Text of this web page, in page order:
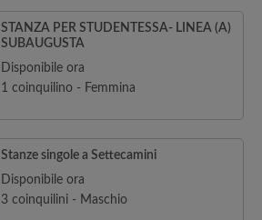
STANZA PER STUDENTESSA- LINEA (A)
SUBAUGUSTA
Disponibile ora
1 coinquilino - Femmina
Stanze singole a Settecamini
Disponibile ora
3 coinquilini - Maschio